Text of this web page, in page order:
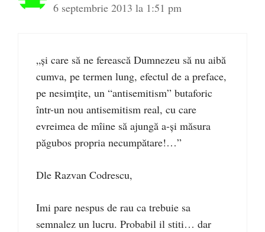
6 septembrie 2013 la 1:51 pm
„şi care să ne ferească Dumnezeu să nu aibă
cumva, pe termen lung, efectul de a preface,
pe nesimţite, un “antisemitism” butaforic
într-un nou antisemitism real, cu care
evreimea de mîine să ajungă a-şi măsura
păgubos propria necumpătare!…”
Dle Razvan Codrescu,
Imi pare nespus de rau ca trebuie sa
semnalez un lucru. Probabil il stiti… dar